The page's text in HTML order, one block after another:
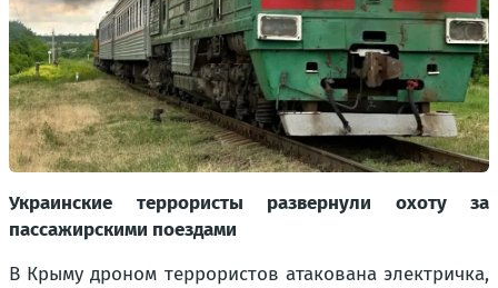
Украинские террористы развернули охоту за
пассажирскими поездами
В Крыму дроном террористов атакована электричка,